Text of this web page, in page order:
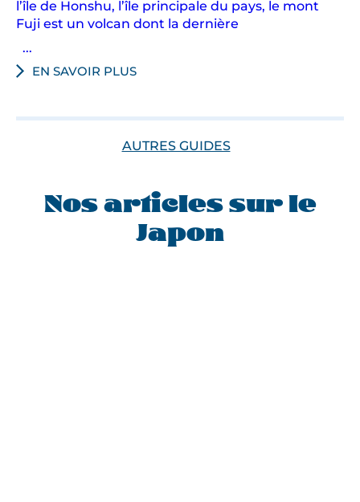
l’île de Honshu, l’île principale du pays, le mont
Fuji est un volcan dont la dernière
...
EN SAVOIR PLUS
AUTRES GUIDES
Nos articles sur le
Japon